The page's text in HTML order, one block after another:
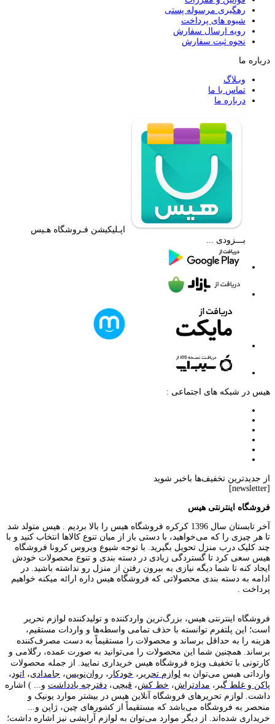
رهگیری مرسوله پستی
شیوه های پرداخت
رویه ارسال سفارش
نحوه ثبت سفارش
درباره ما
وبـلاگ
تماس با ما
درباره ما
اپـلیکیشن فـروشگاه هـیس
بـــزودی ...
هیس در شبکه های اجتماعی :
از جدیدترین تخفیف‌ها باخبر شوید
[newsletter]
فروشگاه اینترنتی هیس
آخر تابستان سال 1396 کرکره فروشگاه هیس را بالا بردیم . هیس متولد شد
تا هر چیزی را که می‌خواهید، با دستی باز از میان تنوع کالاها انتخاب کنید و با
چند کلیک درب منزل تحویل بگیرید. با توجه شیوع ویروس کرونا فروشگاه
هیس سعی کرد تا گستردگی زیادی در دسته بندی و تنوع محصولات خودش
ایجاد کنه تا شما دیگه نیازی به بیرون رفتن از منزل رو نداشته باشید. در
ادامه به دسته بندی محصولاتی که فروشگاه هیس داره ارائه میکنه خواهیم
پرداخت .
فروشگاه اینترنتی هیس، بزرگ‌ترین وارد‌کننده و تولید‌کننده لوازم تحریر
است؛ این پلتفرم توانسته با حذف تمامی واسطه‌ها و واردات مستقیم،
هزینه را به حداقل برساند و محصولات را مستقیماً به دست مصرف‌کننده
برساند. همچنین شما این محصولات را می‌توانید به صورت عمده، رگلامی و
کارتونی با تخفیف ویژه فروشگاه هیس خریداری نمایید. از جمله محصولات
وارداتی هیس می‌توان به لوازم تحریر ، خودکار ، روان‌نویس، جامدادی، اتود،
پاکن و غلط گیر ، مدادتراش، خط کش، قیچی، دفترچه یادداشت و... ) اشاره
داشت. لوازم تحریر‌های فروشگاه آنلاین هیس در بیشتر موارد یونیک و
منحصر به فروشگاه می‌باشد که مستقیماً از کشور‌های چین، ژاپن و...
خریداری شده‌اند. از دیگر موارد می‌توان به لوازم آرایشی نیز اشاره داشت؛